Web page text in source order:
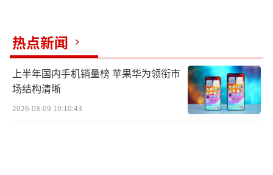
热点新闻
上半年国内手机销量榜 苹果华为领衔市
场结构清晰
2026-08-09 10:10:43